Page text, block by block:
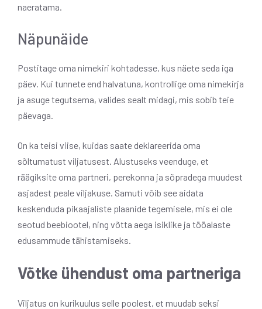
naeratama.
Näpunäide
Postitage oma nimekiri kohtadesse, kus näete seda iga
päev. Kui tunnete end halvatuna, kontrollige oma nimekirja
ja asuge tegutsema, valides sealt midagi, mis sobib teie
päevaga.
On ka teisi viise, kuidas saate deklareerida oma
sõltumatust viljatusest. Alustuseks veenduge, et
räägiksite oma partneri, perekonna ja sõpradega muudest
asjadest peale viljakuse. Samuti võib see aidata
keskenduda pikaajaliste plaanide tegemisele, mis ei ole
seotud beebiootel, ning võtta aega isiklike ja tööalaste
edusammude tähistamiseks.
Võtke ühendust oma partneriga
Viljatus on kurikuulus selle poolest, et muudab seksi